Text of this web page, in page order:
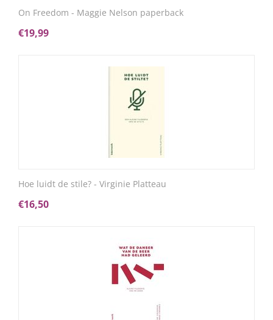
On Freedom - Maggie Nelson paperback
€19,99
Hoe luidt de stile? - Virginie Platteau
€16,50